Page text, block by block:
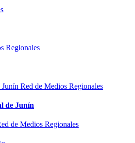
Regionales
Red de Medios Regionales
de Junín
de Medios Regionales